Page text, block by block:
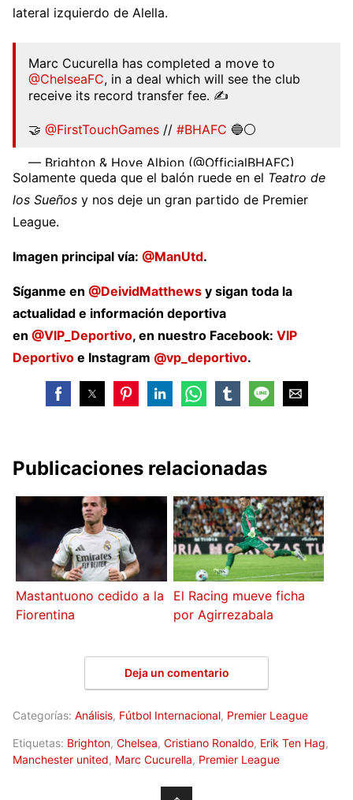
lateral izquierdo de Alella.
Marc Cucurella has completed a move to
@ChelseaFC, in a deal which will see the club
receive its record transfer fee. ✍️
🤝 @FirstTouchGames // #BHAFC 🔵⚪️
— Brighton & Hove Albion (@OfficialBHAFC)
August 5, 2022
Solamente queda que el balón ruede en el Teatro de
los Sueños y nos deje un gran partido de Premier
League.
Imagen principal vía: @ManUtd.
Síganme en @DeividMatthews y sigan toda la
actualidad e información deportiva
en @VIP_Deportivo, en nuestro Facebook: VIP
Deportivo e Instagram @vp_deportivo.
Publicaciones relacionadas
Mastantuono cedido a la
Fiorentina
El Racing mueve ficha
por Agirrezabala
Deja un comentario
Categorías: Análisis, Fútbol Internacional, Premier League
Etiquetas: Brighton, Chelsea, Cristiano Ronaldo, Erik Ten Hag,
Manchester united, Marc Cucurella, Premier League